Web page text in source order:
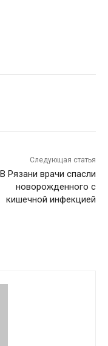
Следующая статья
В Рязани врачи спасли
новорожденного с
кишечной инфекцией